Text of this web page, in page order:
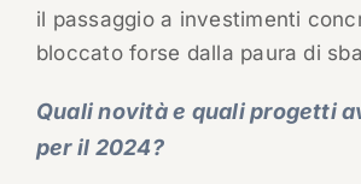
il passaggio a investimenti
bloccato forse dalla paura di
Quali novità e quali progetti
per il 2024?